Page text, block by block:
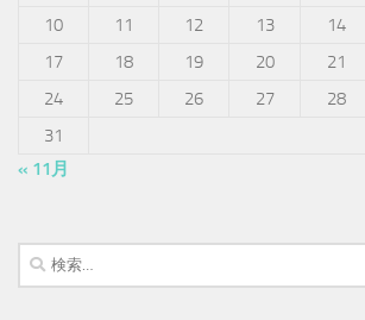
10
11 12 13 14
17
18 19 20 21
24
25 26 27 28
31
« 11月
検
索: